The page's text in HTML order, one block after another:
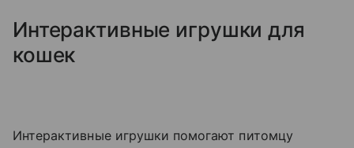
Интерактивные игрушки для
кошек
Интерактивные игрушки помогают питомцу